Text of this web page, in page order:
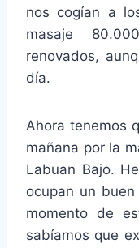
nos cogían a
masaje
renovados,
día.
Ahora tenemos
mañana por la
Labuan Bajo.
ocupan un
momento de
sabíamos que